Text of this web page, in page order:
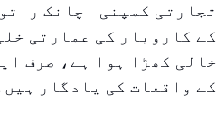
تجارتی کمپنی اچانک
کے کاروبار کی عمارتی
خالی کھڑا ہوا ہے، صرف
کے واقعات کی یادگار ہیں۔